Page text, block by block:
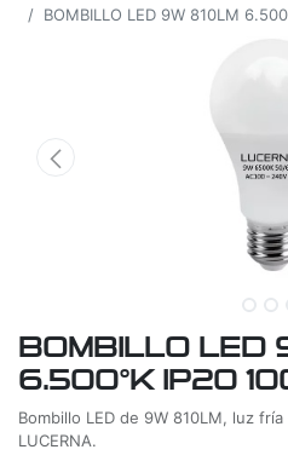
BOMBILLO LED 9W 810LM
BOMBILLO LED
6.500°K IP20
Bombillo LED de 9W 810LM, luz
LUCERNA.